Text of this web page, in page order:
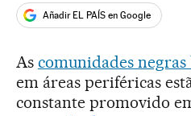
Añadir EL PAÍS en Google
As comunidades
em áreas periféricas
constante promovido